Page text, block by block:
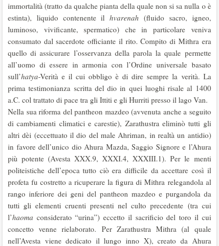
immortalità (tratto da qualche pianta della quale non si sa nulla o è
estinta), liquido contenente ilhvarenah (fluido sacro, igneo,
luminoso, vivificante, spermatico) che in particolare veniva
consumato dal sacerdote officiante il rito. Compito di Mithra era
quello di assicurare l’osservanza della parola la quale permette
all’uomo di essere in armonia con l’Ordine universale basato
sull’hatya-Verità e il cui obbligo è di dire sempre la verità. La
prima testimonianza scritta del dio in quei luoghi risale al 1400
a.C. col trattato di pace tra gli Ittiti e gli Hurriti presso il lago Van.
Nella sua riforma del pantheon mazdeo (avvenuta anche a seguito
di cambiamenti climatici e carestie), Zarathustra eliminò tutti gli
altri dèi (eccettuato il dio del male Ahriman, in realtà un antidio)
in favore dell’unico dio Ahura Mazda, Saggio Signore e l’Ahura
più potente (Avesta XXX.9, XXXI.4, XXXIII.1). Per le menti
politeistiche dell’epoca tutto ciò era difficile da accettare così il
profeta fu costretto a ricuperare la figura di Mithra relegandola al
rango inferiore dei geni del pantheon mazdeo e purgandola da
tutti gli elementi cruenti presenti nel culto precedente (tra cui
l’haoma considerato “urina”) eccetto il sacrificio del toro il cui
concetto venne rielaborato. Per Zarathustra Mithra (al quale
nell’Avesta viene dedicato il lungo inno X), creato da Ahura